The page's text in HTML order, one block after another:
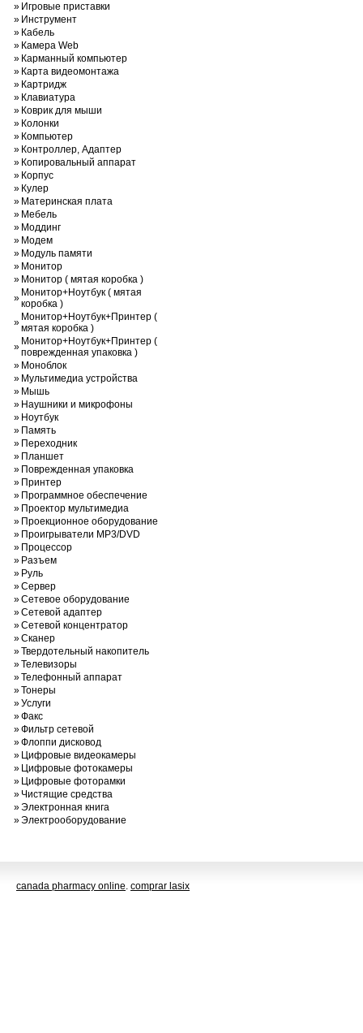
» Игровые приставки
» Инструмент
» Кабель
» Камера Web
» Карманный компьютер
» Карта видеомонтажа
» Картридж
» Клавиатура
» Коврик для мыши
» Колонки
» Компьютер
» Контроллер, Адаптер
» Копировальный аппарат
» Корпус
» Кулер
» Материнская плата
» Мебель
» Моддинг
» Модем
» Модуль памяти
» Монитор
» Монитор ( мятая коробка )
» Монитор+Ноутбук ( мятая
коробка )
» Монитор+Ноутбук+Принтер (
мятая коробка )
» Монитор+Ноутбук+Принтер (
поврежденная упаковка )
» Моноблок
» Мультимедиа устройства
» Мышь
» Наушники и микрофоны
» Ноутбук
» Память
» Переходник
» Планшет
» Поврежденная упаковка
» Принтер
» Программное обеспечение
» Проектор мультимедиа
» Проекционное оборудование
» Проигрыватели MP3/DVD
» Процессор
» Разъем
» Руль
»Сервер
»Сетевое оборудование
»Сетевой адаптер
»Сетевой концентратор
»Сканер
»Твердотельный накопитель
»Телевизоры
»Телефонный аппарат
»Тонеры
»Услуги
»Факс
»Фильтр сетевой
»Флоппи дисковод
» Цифровые видеокамеры
» Цифровые фотокамеры
» Цифровые фоторамки
» Чистящие средства
»Электронная книга
»Электрооборудование
canada pharmacy online. comprar lasix